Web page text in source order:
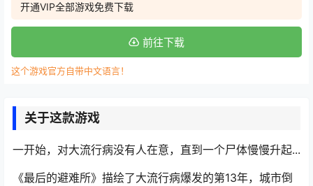
开通VIP全部游戏免费下载
前往下载
这个游戏官方自带中文语言！
关于这款游戏
一开始，对大流行病没有人在意，直到一个尸体慢慢升起...
《最后的避难所》描绘了大流行病爆发的第13年，城市倒